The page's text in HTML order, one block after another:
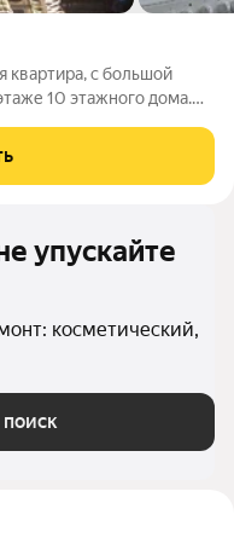
квартира, с большой
10 этажного дома.
17/13/12,6/ 12,7 кв.м.
упускайте
косметический,